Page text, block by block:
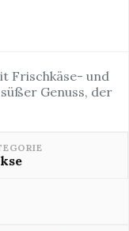
Frischkäse- und
Genuss, der